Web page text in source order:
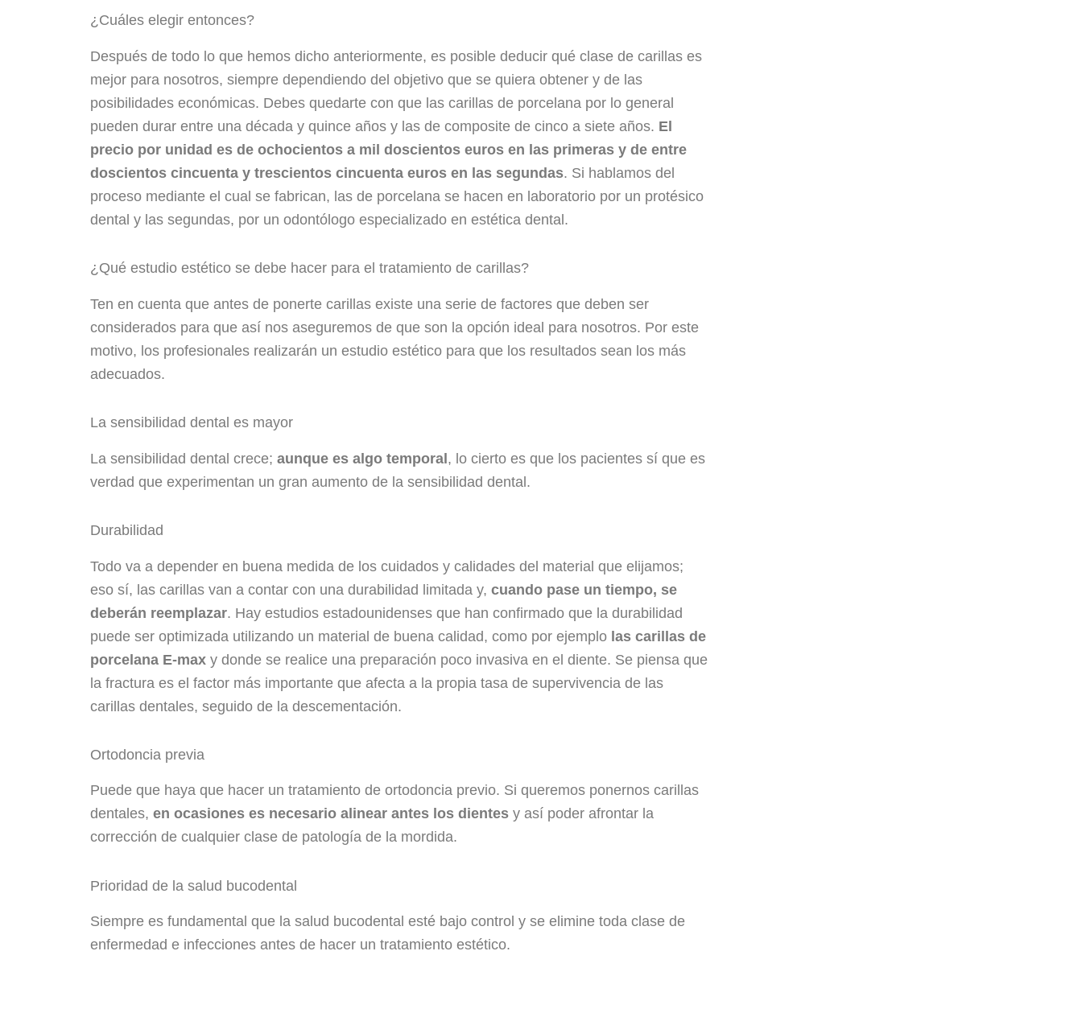
¿Cuáles elegir entonces?
Después de todo lo que hemos dicho anteriormente, es posible deducir qué clase de carillas es
mejor para nosotros, siempre dependiendo del objetivo que se quiera obtener y de las
posibilidades económicas. Debes quedarte con que las carillas de porcelana por lo general
pueden durar entre una década y quince años y las de composite de cinco a siete años. El
precio por unidad es de ochocientos a mil doscientos euros en las primeras y de entre
doscientos cincuenta y trescientos cincuenta euros en las segundas. Si hablamos del
proceso mediante el cual se fabrican, las de porcelana se hacen en laboratorio por un protésico
dental y las segundas, por un odontólogo especializado en estética dental.
¿Qué estudio estético se debe hacer para el tratamiento de carillas?
Ten en cuenta que antes de ponerte carillas existe una serie de factores que deben ser
considerados para que así nos aseguremos de que son la opción ideal para nosotros. Por este
motivo, los profesionales realizarán un estudio estético para que los resultados sean los más
adecuados.
La sensibilidad dental es mayor
La sensibilidad dental crece; aunque es algo temporal, lo cierto es que los pacientes sí que es
verdad que experimentan un gran aumento de la sensibilidad dental.
Durabilidad
Todo va a depender en buena medida de los cuidados y calidades del material que elijamos;
eso sí, las carillas van a contar con una durabilidad limitada y, cuando pase un tiempo, se
deberán reemplazar. Hay estudios estadounidenses que han confirmado que la durabilidad
puede ser optimizada utilizando un material de buena calidad, como por ejemplo las carillas de
porcelana E-max y donde se realice una preparación poco invasiva en el diente. Se piensa que
la fractura es el factor más importante que afecta a la propia tasa de supervivencia de las
carillas dentales, seguido de la descementación.
Ortodoncia previa
Puede que haya que hacer un tratamiento de ortodoncia previo. Si queremos ponernos carillas
dentales, en ocasiones es necesario alinear antes los dientes y así poder afrontar la
corrección de cualquier clase de patología de la mordida.
Prioridad de la salud bucodental
Siempre es fundamental que la salud bucodental esté bajo control y se elimine toda clase de
enfermedad e infecciones antes de hacer un tratamiento estético.